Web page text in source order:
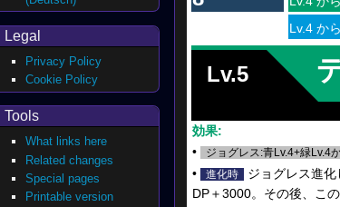
Lv.4 から
Lv.5
効果:
•
ジョグレス:青Lv.4+緑Lv.4
• 進化時
ジョグレス進
DP＋3000。その後、こ
Legal
Privacy Policy
Cookie Policy
Tools
What links here
Related changes
Special pages
Printable version